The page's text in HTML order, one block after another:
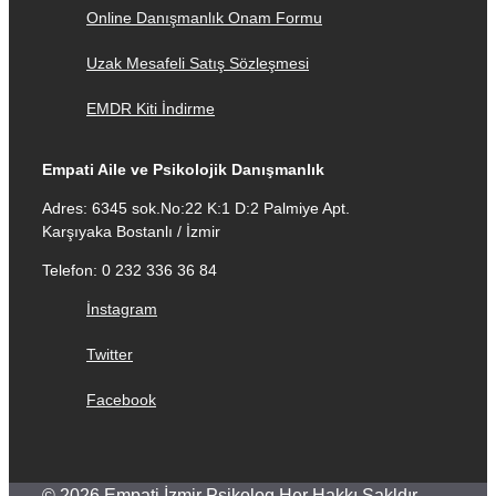
Online Danışmanlık Onam Formu
Uzak Mesafeli Satış Sözleşmesi
EMDR Kiti İndirme
Empati Aile ve Psikolojik Danışmanlık
Adres: 6345 sok.No:22 K:1 D:2 Palmiye Apt.
Karşıyaka Bostanlı / İzmir
Telefon: 0 232 336 36 84
İnstagram
Twitter
Facebook